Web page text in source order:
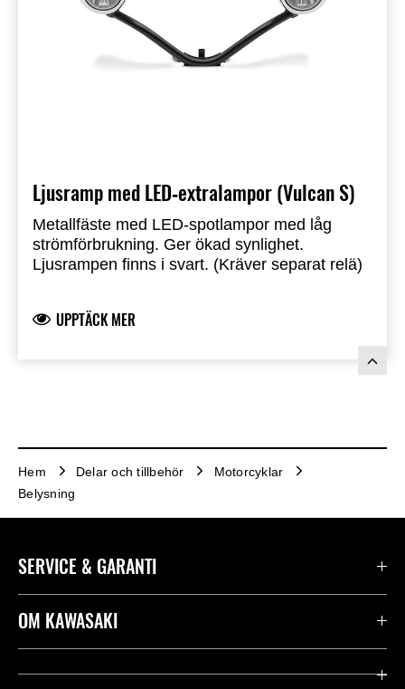
Ljusramp med LED‑extralampor (Vulcan S)
Metallfäste med LED‑spotlampor med låg
strömförbrukning. Ger ökad synlighet.
Ljusrampen finns i svart. (Kräver separat relä)
UPPTÄCK MER
Hem Delar och tillbehör
Motorcyklar
Belysning
SERVICE & GARANTI
Kontakta oss
OM KAWASAKI
Företag